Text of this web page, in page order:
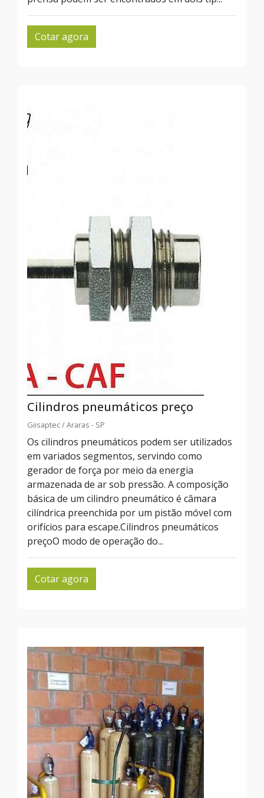
Cotar agora
Cilindros pneumáticos preço
Giisaptec / Araras - SP
Os cilindros pneumáticos podem ser utilizados
em variados segmentos, servindo como
gerador de força por meio da energia
armazenada de ar sob pressão. A composição
básica de um cilindro pneumático é câmara
cilíndrica preenchida por um pistão móvel com
orifícios para escape.Cilindros pneumáticos
preçoO modo de operação do...
Cotar agora